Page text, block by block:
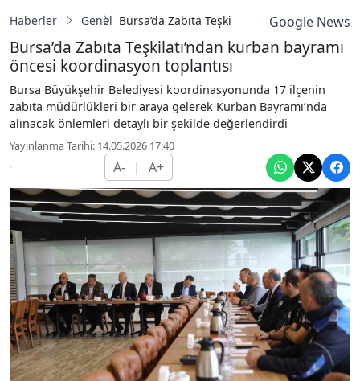
Haberler Genel Bursa’da Zabıta Teşkilatı’ndan kurban
Google News
Bursa’da Zabıta Teşkilatı’ndan kurban bayramı
öncesi koordinasyon toplantısı
Bursa Büyükşehir Belediyesi koordinasyonunda 17 ilçenin
zabıta müdürlükleri bir araya gelerek Kurban Bayramı’nda
alınacak önlemleri detaylı bir şekilde değerlendirdi
Yayınlanma Tarihi: 14.05.2026 17:40
A- | A+